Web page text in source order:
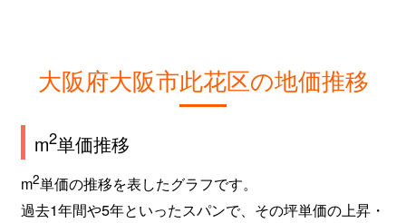
大阪府大阪市此花区の地価推移
m2単価推移
m2単価の推移を表したグラフです。
過去1年間や5年といったスパンで、その坪単価の上昇・